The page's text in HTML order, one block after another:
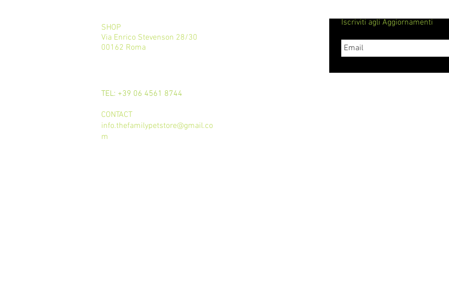
SHOP
Via Enrico Stevenson 28/30
00162 Roma
Iscriviti agli Aggiornamenti
TEL: +39 06 4561 8744
CONTACT
info.thefamilypetstore@gmail.co
m